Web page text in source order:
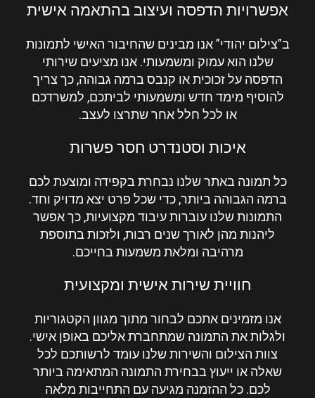
אפשרויות הדפסה ועיצוב בהתאמה אישית
ב”צילום יהודי” אנו מבינים שהחיבור האישי לתמונות
שלנו הוא עמוק ומשמעותי. אנו מציעים שירותי
הדפסה על זכוכית או קנבס ברמה גבוהה, כך צריך
להוסיף מימד חדש ומשמעותי לביתכם, למשרדכם
או לכל חלל אחר שתרצו לעצב.
איכות וסטנדרט חסר פשרות
כל תמונה באתר שלנו נבחרת בקפידה ומוצעת לכם
ברמה הגבוהה ביותר, כדי שכל פרט יצא מדויק וחד.
התמונות שלנו עוברות עיבוד מקצועיות, כך אפשר
ליהנות מהן לאורך שנים רבות, ולזכות בתוספת
מרהיבה ומלאת משמעות בחייכם.
חוויית שירות אישית ומקצועית
אנו מזמינים אתכם לבחור מתוך מגוון הקטגוריות
ולגלות את התמונה שמתחברת אליכם באופן אישי.
צוות הצילום והשירות שלנו עומד לרשותכם לכל
שאלה או ייעוץ בבחירת התמונה המתאימה ביותר
לכם. כל ההזמנה מגיעה עם התחייבות מלאה